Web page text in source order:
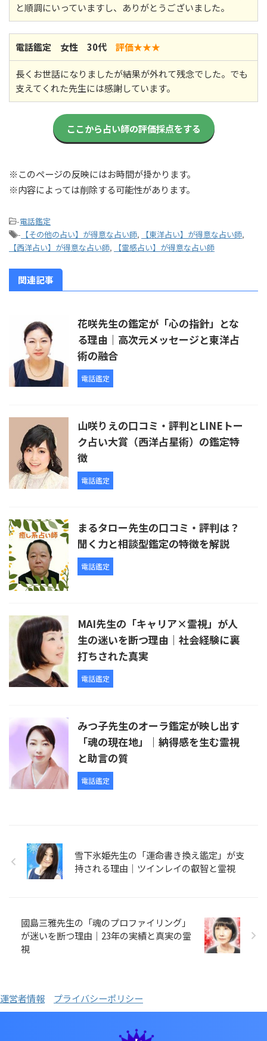
と順調にいっていますし、ありがとうございました。
電話鑑定 女性 30代 評価★★★
長くお世話になりましたが結果が外れて残念でした。でも
支えてくれた先生には感謝しています。
ここから占い師の評価採点をする
※このページの反映にはお時間が掛かります。
※内容によっては削除する可能性があります。
-電話鑑定
- 【その他の占い】が得意な占い師, 【東洋占い】が得意な占い師,
【西洋占い】が得意な占い師, 【霊感占い】が得意な占い師
関連記事
花咲先生の鑑定が「心の指針」とな
る理由｜高次元メッセージと東洋占
術の融合
電話鑑定
山咲りえの口コミ・評判とLINEトー
ク占い大賞（西洋占星術）の鑑定特
徴
電話鑑定
まるタロー先生の口コミ・評判は？
聞く力と相談型鑑定の特徴を解説
電話鑑定
MAI先生の「キャリア×霊視」が人
生の迷いを断つ理由｜社会経験に裏
打ちされた真実
電話鑑定
みつ子先生のオーラ鑑定が映し出す
「魂の現在地」｜納得感を生む霊視
と助言の質
電話鑑定
雪下氷姫先生の「運命書き換え鑑定」が支
持される理由｜ツインレイの叡智と霊視
國島三雅先生の「魂のプロファイリング」
が迷いを断つ理由｜23年の実績と真実の霊
視
運営者情報 プライバシーポリシー